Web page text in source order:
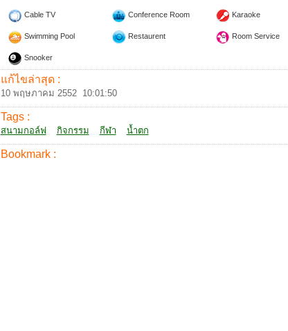
Cable TV Conference Room Karaoke
Swimming Pool Restaurent Room Service
Snooker
แก้ไขล่าสุด :
10 พฤษภาคม 2552 10:01:50
Tags :
สนามกอล์ฟ กิจกรรม กีฬา น้ำตก
Bookmark :